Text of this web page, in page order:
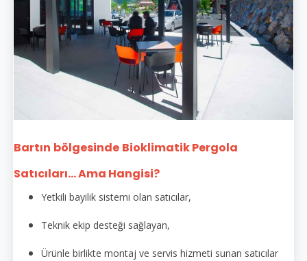
Bartın bölgesinde Bioklimatik Pergola
Satıcıları... Ama Hangisi?
Yetkili bayilik sistemi olan satıcılar,
Teknik ekip desteği sağlayan,
Ürünle birlikte montaj ve servis hizmeti sunan satıcılar